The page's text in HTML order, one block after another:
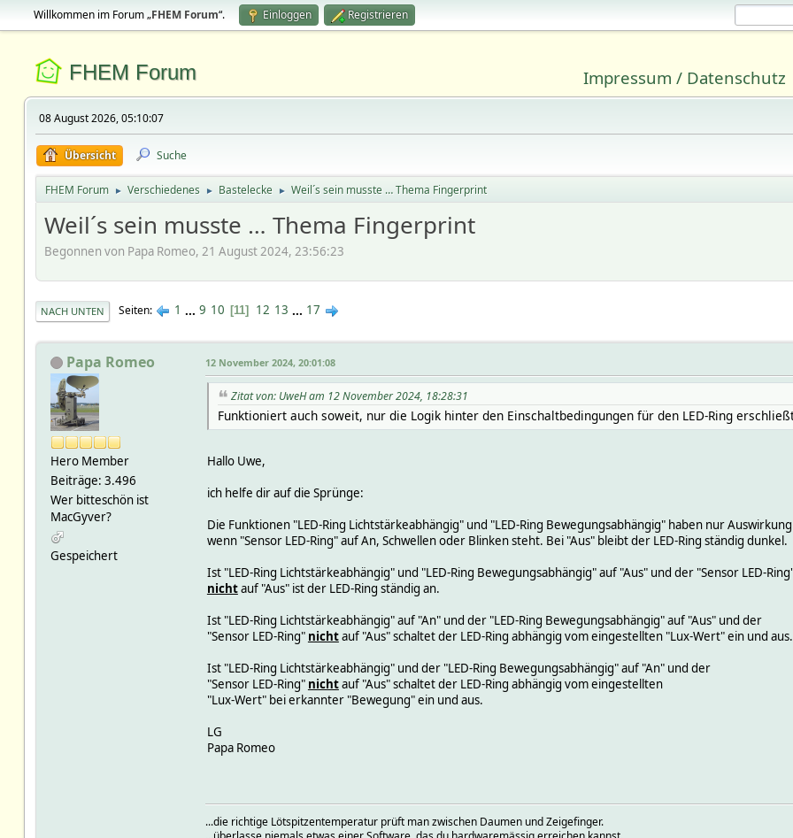
Willkommen im Forum „FHEM Forum“. Einloggen Registrieren
FHEM Forum Impressum / Datenschutz
08 August 2026, 05:10:07
Übersicht Suche
FHEM Forum ► Verschiedenes ► Bastelecke ► Weil´s sein musste … Thema Fingerprint
Weil´s sein musste … Thema Fingerprint
Begonnen von Papa Romeo, 21 August 2024, 23:56:23
NACH UNTEN Seiten 1 ... 9 10 11 12 13 ... 17
Papa Romeo
Hero Member
Beiträge: 3.496
Wer bitteschön ist
MacGyver?
Gespeichert
12 November 2024, 20:01:08
Zitat von: UweH am 12 November 2024, 18:28:31
Funktioniert auch soweit, nur die Logik hinter den Einschaltbedingungen für den LED-Ring
Hallo Uwe,
ich helfe dir auf die Sprünge:
Die Funktionen "LED-Ring Lichtstärkeabhängig" und "LED-Ring Bewegungsabhängig" haben nur Auswirkung
wenn "Sensor LED-Ring" auf An, Schwellen oder Blinken steht. Bei "Aus" bleibt der LED-Ring ständig dunkel.
Ist "LED-Ring Lichtstärkeabhängig" und "LED-Ring Bewegungsabhängig" auf "Aus" und der "Sensor LED-
nichtauf "Aus" ist der LED-Ring ständig an.
Ist "LED-Ring Lichtstärkeabhängig" auf "An" und der "LED-Ring Bewegungsabhängig" auf "Aus" und der
"Sensor LED-Ring" nichtauf "Aus" schaltet der LED-Ring abhängig vom eingestellten "Lux-Wert" ein und aus.
Ist "LED-Ring Lichtstärkeabhängig" und der "LED-Ring Bewegungsabhängig" auf "An" und der
"Sensor LED-Ring" nichtauf "Aus" schaltet der LED-Ring abhängig vom eingestellten
"Lux-Wert" bei erkannter "Bewegung" ein und aus.
LG
Papa Romeo
...die richtige Lötspitzentemperatur prüft man zwischen Daumen und Zeigefinger.